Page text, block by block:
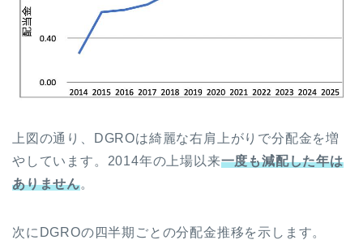
上図の通り、DGROは綺麗な右肩上がりで分配金を増
やしています。2014年の上場以来一度も減配した年は
ありません。
次にDGROの四半期ごとの分配金推移を示します。